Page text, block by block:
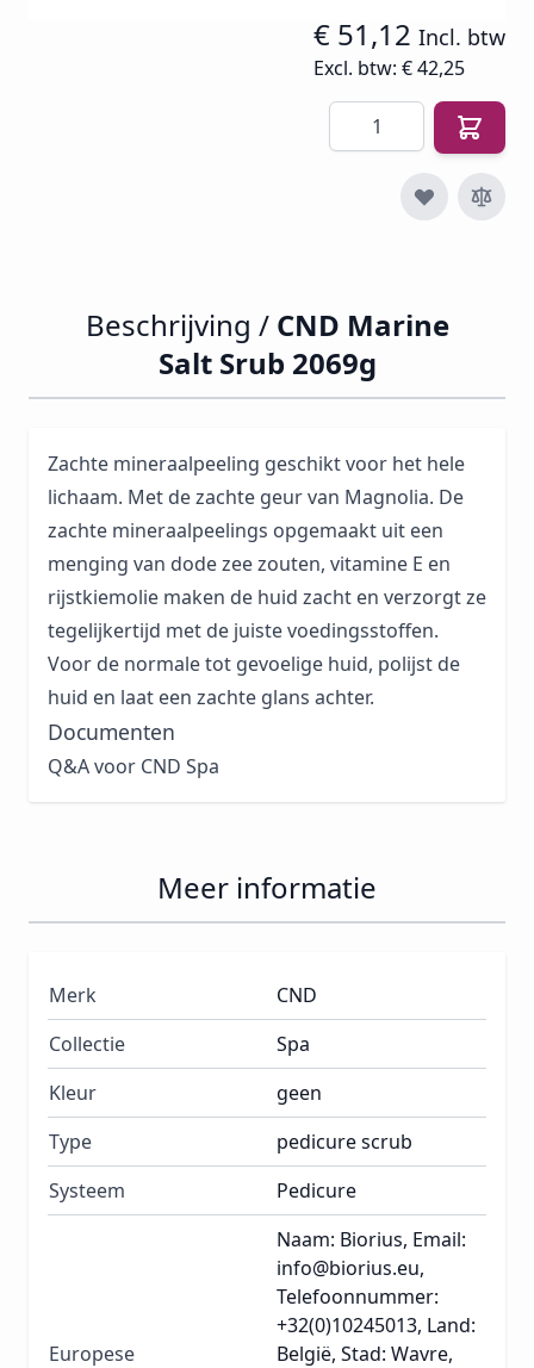
€ 51,12 Incl. btw
Excl. btw: € 42,25
Aantal
Beschrijving / CND Marine
Salt Srub 2069g
Zachte mineraalpeeling geschikt voor het hele
lichaam. Met de zachte geur van Magnolia. De
zachte mineraalpeelings opgemaakt uit een
menging van dode zee zouten, vitamine E en
rijstkiemolie maken de huid zacht en verzorgt ze
tegelijkertijd met de juiste voedingsstoffen.
Voor de normale tot gevoelige huid, polijst de
huid en laat een zachte glans achter.
Documenten
Q&A voor CND Spa
Meer informatie
Merk
CND
Collectie
Spa
Kleur
geen
Type
pedicure scrub
Systeem
Pedicure
Europese
Naam: Biorius, Email:
info@biorius.eu,
Telefoonnummer:
+32(0)10245013, Land:
België, Stad: Wavre,